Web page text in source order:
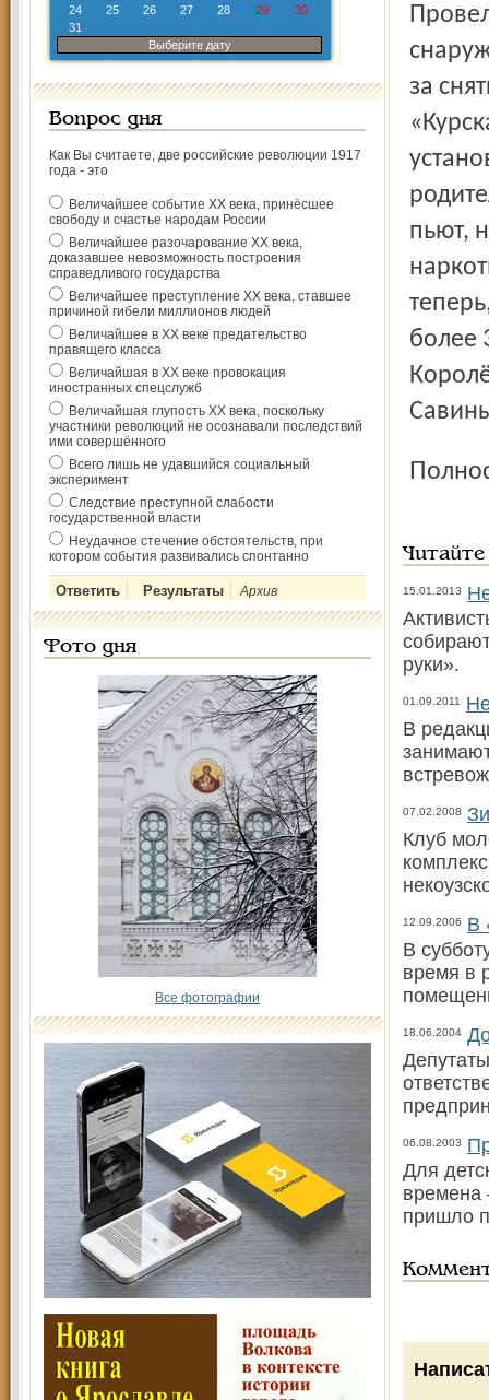
24
25 26 27 28 29
30
31
Выберите дату
Вопрос дня
Как Вы считаете, две российские революции 1917
года - это
Величайшее событие ХХ века, принёсшее
свободу и счастье народам России
Величайшее разочарование ХХ века,
доказавшее невозможность построения
справедливого государства
Величайшее преступление ХХ века, ставшее
причиной гибели миллионов людей
Величайшее в ХХ веке предательство
правящего класса
Величайшая в ХХ веке провокация
иностранных спецслужб
Величайшая глупость ХХ века, поскольку
участники революций не осознавали последствий
ими совершённого
Всего лишь не удавшийся социальный
эксперимент
Следствие преступной слабости
государственной власти
Неудачное стечение обстоятельств, при
котором события развивались спонтанно
Архив
Фото дня
Все фотографии
за
пьют,
более
15.01.2013
руки».
01.09.2011
В
07.02.2008
Клуб
12.09.2006
В
В
время в
18.06.2004
06.08.2003
Для
времена
пришло